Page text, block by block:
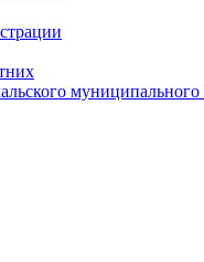
муниципального